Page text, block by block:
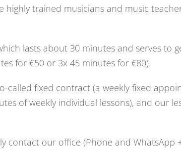
trained musicians and music
lasts about 30 minutes and serves
for €50 or 3x 45 minutes for €80).
fixed contract (a weekly fixed
of weekly individual lessons), and our
contact our office (Phone and WhatsApp